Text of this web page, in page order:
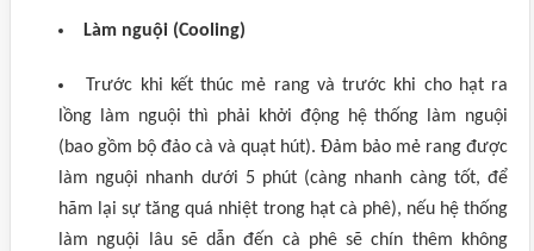
Làm nguội (Cooling)
Trước khi kết thúc mẻ rang và trước khi cho hạt ra
lồng làm nguội thì phải khởi động hệ thống làm nguội
(bao gồm bộ đảo cà và quạt hút). Đảm bảo mẻ rang được
làm nguội nhanh dưới 5 phút (càng nhanh càng tốt, để
hãm lại sự tăng quá nhiệt trong hạt cà phê), nếu hệ thống
làm nguội lâu sẽ dẫn đến cà phê sẽ chín thêm không